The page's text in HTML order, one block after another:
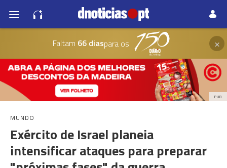
Faltam 66 diaspara os ×
PUB
MUNDO
Exército de Israel planeia
intensificar ataques para preparar